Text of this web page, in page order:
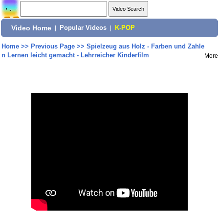
Video Home Popular Videos K-POP
Home>> Previous Page>> Spielzeug aus Holz - Farben und Zahle
n Lernen leicht gemacht - Lehrreicher Kinderfilm
More